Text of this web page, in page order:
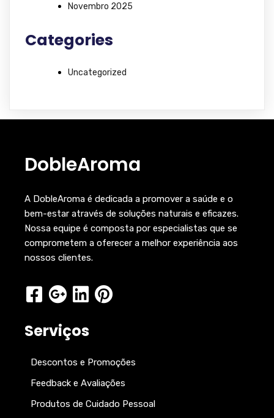
Novembro 2025
Categories
Uncategorized
DobleAroma
A DobleAroma é dedicada a promover a saúde e o
bem-estar através de soluções naturais e eficazes.
Nossa equipe é composta por especialistas que se
comprometem a oferecer a melhor experiência aos
nossos clientes.
Serviços
Descontos e Promoções
Feedback e Avaliações
Produtos de Cuidado Pessoal